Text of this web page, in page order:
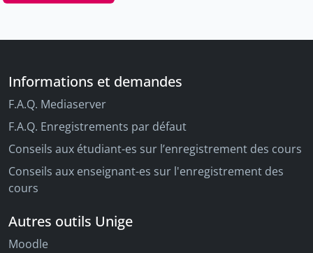
Informations et demandes
F.A.Q. Mediaserver
F.A.Q. Enregistrements par défaut
Conseils aux étudiant-es sur l’enregistrement des cours
Conseils aux enseignant-es sur l'enregistrement des
cours
Autres outils Unige
Moodle